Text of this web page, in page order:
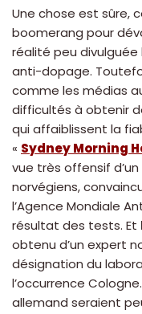
Une chose est sûre,
boomerang pour
réalité peu
anti-dopage.
comme les médias
difficultés à obtenir
qui affaiblissent la
« Sydney Morning
vue très offensif
norvégiens,
l’Agence Mondiale
résultat des tests. Et
obtenu d’un expert
désignation du
l’occurrence
allemand seraient